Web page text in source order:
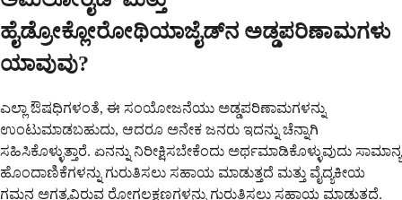
ಹೈಡ್ರೋಕ್ಲೋರೋಥಿಯಾಜೈಡ್‌ನ ಅಡ್ಡಪರಿಣಾಮಗಳು
ಯಾವುವು?
ಎಲ್ಲಾ ಔಷಧಿಗಳಂತೆ, ಈ ಸಂಯೋಜನೆಯು ಅಡ್ಡಪರಿಣಾಮಗಳನ್ನು
ಉಂಟುಮಾಡಬಹುದು, ಆದರೂ ಅನೇಕ ಜನರು ಇದನ್ನು ಚೆನ್ನಾಗಿ
ಸಹಿಸಿಕೊಳ್ಳುತ್ತಾರೆ. ಏನನ್ನು ನಿರೀಕ್ಷಿಸಬೇಕೆಂದು ಅರ್ಥಮಾಡಿಕೊಳ್ಳುವುದು ಸಾಮಾನ್ಯ
ಹೊಂದಾಣಿಕೆಗಳನ್ನು ಗುರುತಿಸಲು ಸಹಾಯ ಮಾಡುತ್ತದೆ ಮತ್ತು ವೈದ್ಯಕೀಯ
ಗಮನ ಅಗತ್ಯವಿರುವ ರೋಗಲಕ್ಷಣಗಳನ್ನು ಗುರುತಿಸಲು ಸಹಾಯ ಮಾಡುತ್ತದೆ.